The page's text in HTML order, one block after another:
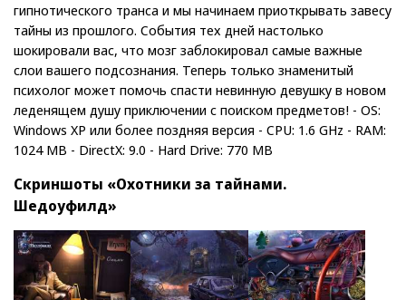
гипнотического транса и мы начинаем приоткрывать завесу
тайны из прошлого. События тех дней настолько
шокировали вас, что мозг заблокировал самые важные
слои вашего подсознания. Теперь только знаменитый
психолог может помочь спасти невинную девушку в новом
леденящем душу приключении с поиском предметов! - OS:
Windows XP или более поздняя версия - CPU: 1.6 GHz - RAM:
1024 MB - DirectX: 9.0 - Hard Drive: 770 MB
Скриншоты «Охотники за тайнами.
Шедоуфилд»